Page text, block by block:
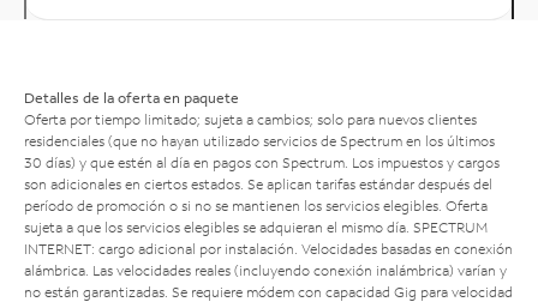
Detalles de la oferta en paquete
Oferta por tiempo limitado; sujeta a cambios; solo para nuevos clientes
residenciales (que no hayan utilizado servicios de Spectrum en los últimos
30 días) y que estén al día en pagos con Spectrum. Los impuestos y cargos
son adicionales en ciertos estados. Se aplican tarifas estándar después del
período de promoción o si no se mantienen los servicios elegibles. Oferta
sujeta a que los servicios elegibles se adquieran el mismo día. SPECTRUM
INTERNET: cargo adicional por instalación. Velocidades basadas en conexión
alámbrica. Las velocidades reales (incluyendo conexión inalámbrica) varían y
no están garantizadas. Se requiere módem con capacidad Gig para velocidad